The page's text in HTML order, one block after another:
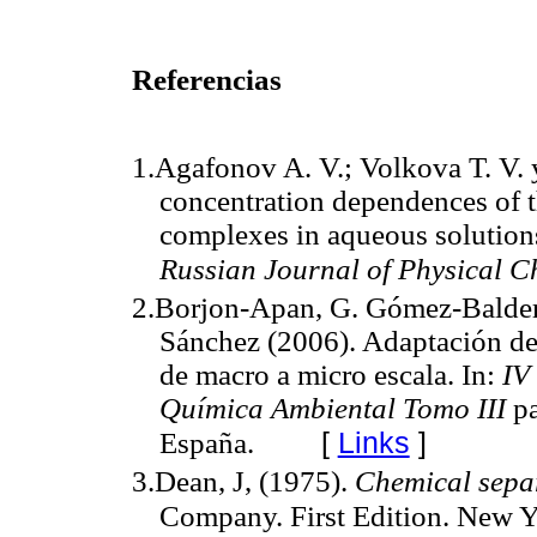
Referencias
1.Agafonov A. V.; Volkova T.
concentration dependences
complexes in aqueous
Russian Journal of Physical
2.Borjon-Apan, G. Gómez-
Sánchez (2006). Adaptación
de macro a micro escala. In: IV
Química Ambiental Tomo III
España. [ Links ]
3.Dean, J, (1975). Chemical
Company. First Edition. New